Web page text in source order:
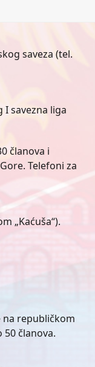
saveza (tel.
I savezna liga
članova i
Telefoni za
„Kaćuša“).
na republičkom
članova.